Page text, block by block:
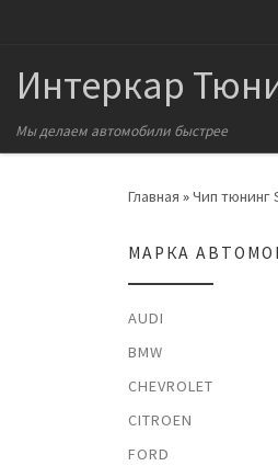
Интеркар
Мы делаем автомобили быстрее
Главная »Чип тюнинг
МАРКА
AUDI
BMW
CHEVROLET
CITROEN
FORD